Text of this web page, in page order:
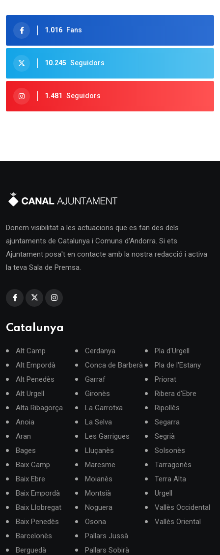
1.016 Fans
10.245 Seguidors
1.481 Seguidors
Donem visibilitat a les actuacions que es fan des dels
ajuntaments de Catalunya i Comuns d'Andorra. Si ets
Ajuntament posa't en contacte amb la nostra redacció i activa
la teva Sala de Premsa.
Catalunya
Alt Camp
Alt Empordà
Alt Penedès
Alt Urgell
Alta Ribagorça
Anoia
Aran
Bages
Baix Camp
Baix Ebre
Baix Empordà
Baix Llobregat
Baix Penedès
Barcelonès
Berguedà
Cerdanya
Conca de Barberà
Garraf
Gironès
La Garrotxa
La Selva
Les Garrigues
Lluçanès
Maresme
Moianès
Montsià
Noguera
Osona
Pallars Jussà
Pallars Sobirà
Pla d'Urgell
Pla de l'Estany
Priorat
Ribera d'Ebre
Ripollès
Segarra
Segrià
Solsonès
Tarragonès
Terra Alta
Urgell
Vallès Occidental
Vallès Oriental